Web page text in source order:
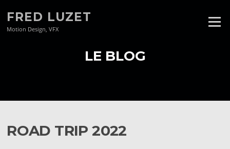
contenu
FRED LUZET
Motion Design, VFX
Menu
LE BLOG
ROAD TRIP 2022